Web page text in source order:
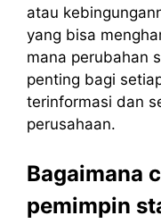
atau
yang bisa
mana perubahan
penting bagi
terinformasi dan
perusahaan.
Bagaimana
pemimpin